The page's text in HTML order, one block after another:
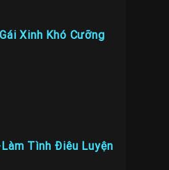
Xinh Khó Cưỡng
Tình Điêu Luyện